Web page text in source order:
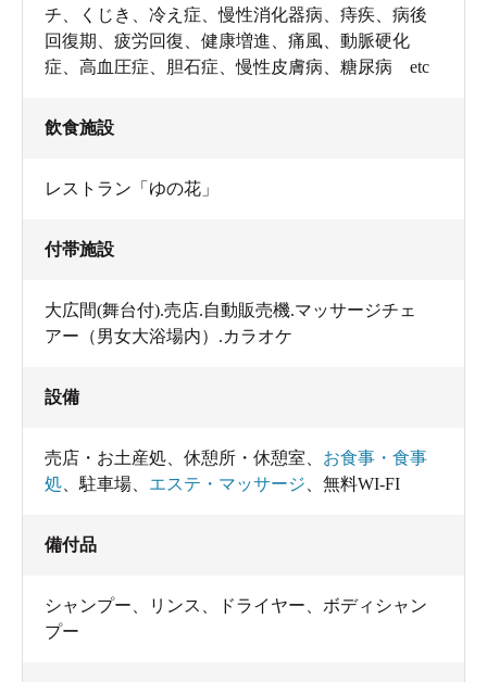
チ、くじき、冷え症、慢性消化器病、痔疾、病後
回復期、疲労回復、健康増進、痛風、動脈硬化
症、高血圧症、胆石症、慢性皮膚病、糖尿病 etc
飲食施設
レストラン「ゆの花」
付帯施設
大広間(舞台付).売店.自動販売機.マッサージチェ
アー（男女大浴場内）.カラオケ
設備
売店・お土産処 休憩所・休憩室
お食事・食事
処
駐車場 エステ・マッサージ 無料WI-FI
備付品
シャンプー リンス ドライヤー
ボディシャン
プー